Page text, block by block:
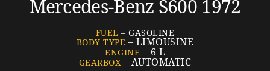
Mercedes-Benz S600 1972
FUEL– GASOLINE
BODY TYPE – LIMOUSINE
ENGINE – 6 L
GEARBOX – AUTOMATIC